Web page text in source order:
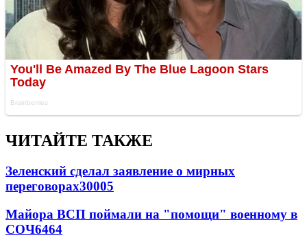
ЧИТАЙТЕ ТАКЖЕ
Зеленский сделал заявление о мирных
переговорах30005
Майора ВСП поймали на "помощи" военному в
СОЧ6464